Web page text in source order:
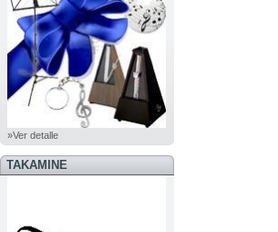
»Ver detalle
TAKAMINE